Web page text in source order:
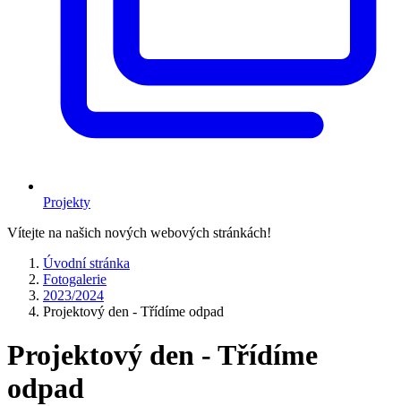
Projekty
Vítejte na našich nových webových stránkách!
Úvodní stránka
Fotogalerie
2023/2024
Projektový den - Třídíme odpad
Projektový den - Třídíme
odpad